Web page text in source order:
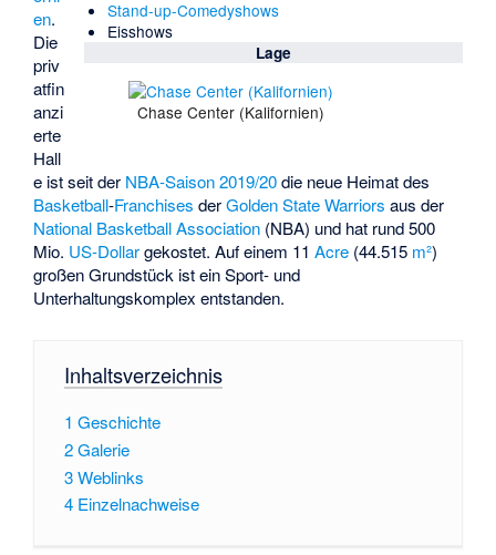
Stand-up-Comedyshows
Eisshows
Lage
Chase Center (Kalifornien)
en.
Die
priv
atfin
anzi
erte
Hall
e ist seit der NBA-Saison 2019/20die neue Heimat des
Basketball-Franchises derGolden State Warriors aus der
National Basketball Association (NBA) und hat rund 500
Mio. US-Dollargekostet. Auf einem 11Acre (44.515 m²)
großen Grundstück ist ein Sport- und
Unterhaltungskomplex entstanden.
Inhaltsverzeichnis
1 Geschichte
2Galerie
3Weblinks
4 Einzelnachweise